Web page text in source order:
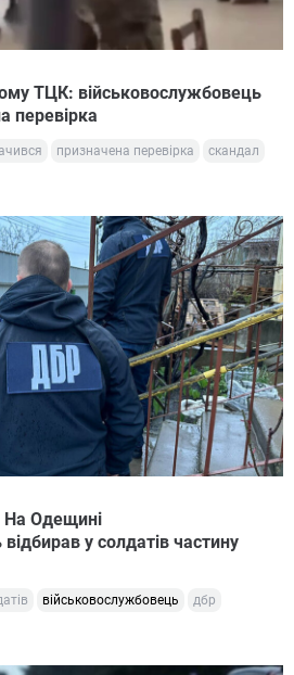
ТЦК: військовослужбовець
перевірка
призначена перевірка
скандал
На Одещині
у солдатів частину
військовослужбовець
дбр